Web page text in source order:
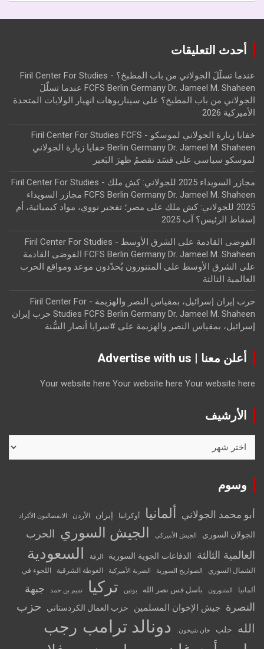
أحدث التعليقات
عندما تسلّلَ الجولاني من باب المطبخ؟ - Firil Center For Studies
FCFS Berlin Germany Dr. Jameel M. Shaheen عندما تسلّلَ
الجولاني من باب المطبخ؟ على سيناريوهات انهيار الولايات المتحدة
الأميركية 2026
خفايا زيارة الجولاني لموسكو - Firil Center For Studies FCFS
Berlin Germany Dr. Jameel M. Shaheen خفايا زيارة الجولاني
لموسكو سياسي على قسَد تقصمُ ظهرَ البَعير
مجازر السويداء 2025 للجولاني: كش ملك - Firil Center For Studies
FCFS Berlin Germany Dr. Jameel M. Shaheen مجازر السويداء
2025 للجولاني: كش ملك
على مصر؛ تفجير نووي، مواد كيميائية، أم
إسقاط الرئيس؟ آب 2025
الفوضى القادمة على الشرق الأوسط - Firil Center For Studies
FCFS Berlin Germany Dr. Jameel M. Shaheen الفوضى القادمة
على الشرق الأوسط على المتنورون يُحدّدون موعد ومواقع الحرب
العالمية الثالثة
حرب إيران إسرائيل، بمقياس النصر والهزيمة - Firil Center For
Studies FCFS Berlin Germany Dr. Jameel M. Shaheen حرب إيران
إسرائيل، بمقياس النصر والهزيمة على #سرايا أنصار السُّنة
أعلن معنا | Advertise with us
Your website here Your website here Your website here
الأرشيف
وسوم
أبو محمد الجولاني ألمانيا أوكرانيا إيران الأردن الانفصاليون الأكراد
الجولان السوري الجيش الأميركي الجيش السوري الحرب
العالمية الثالثة
الدفاعات الجوية السورية الرقة السعودية
الشمال السوري الصواريخ السورية الضربة الأميركية الغوطة الشرقية اللجوء في
ألمانيا المتنورون باسل قس نصر الله بوتين تركيا تميم بن حمد
جبهة
النصرة
جيش الإخوان المسلمين حزب العمال الكردستاني
حزب
الله
حلب خان شيخون. دونالد ترامب رجب